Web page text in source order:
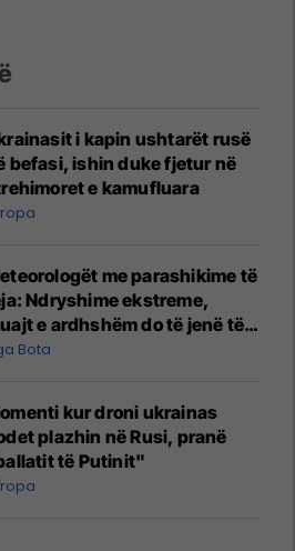
i kapin ushtarët rusë
befasi, ishin duke fjetur në
e kamufluara
me parashikime të
Ndryshime ekstreme,
e ardhshëm do të jenë të
Bota
kur droni ukrainas
plazhin në Rusi, pranë
të Putinit"